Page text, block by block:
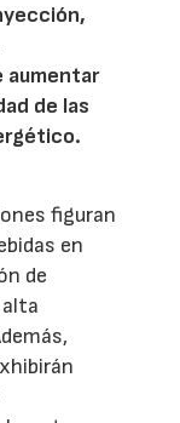
aumentar
de las
figuran
en
de